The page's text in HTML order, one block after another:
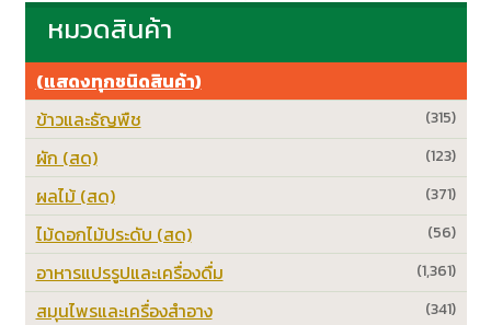
หมวดสินค้า
(แสดงทุกชนิดสินค้า)
(315)
ข้าวและธัญพืช
(123)
ผัก (สด)
(371)
ผลไม้ (สด)
(56)
ไม้ดอกไม้ประดับ (สด)
(1,361)
อาหารแปรรูปและเครื่องดื่ม
(341)
สมุนไพรและเครื่องสำอาง